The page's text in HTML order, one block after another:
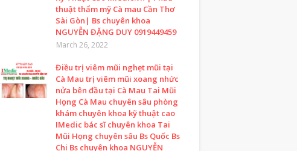
thuật thẩm mỹ Cà mau Cần Thơ
Sài Gòn| Bs chuyên khoa
NGUYỄN ĐẶNG DUY 0919449459
March 26, 2022
Điều trị viêm mũi nghẹt mũi tại
Cà Mau trị viêm mũi xoang nhức
nửa bên đầu tại Cà Mau Tai Mũi
Họng Cà Mau chuyên sâu phòng
khám chuyên khoa kỹ thuật cao
IMedic bác sĩ chuyên khoa Tai
Mũi Họng chuyên sâu Bs Quốc Bs
Chi Bs chuyên khoa NGUYỄN